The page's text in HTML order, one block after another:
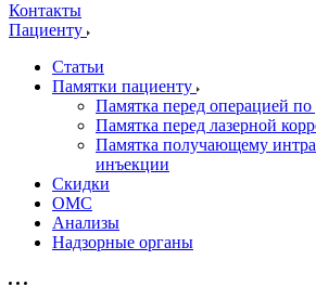
Контакты
Пациенту
Статьи
Памятки пациенту
Памятка перед операцией
Памятка перед лазерной
Памятка получающему
инъекции
Скидки
ОМС
Анализы
Надзорные органы